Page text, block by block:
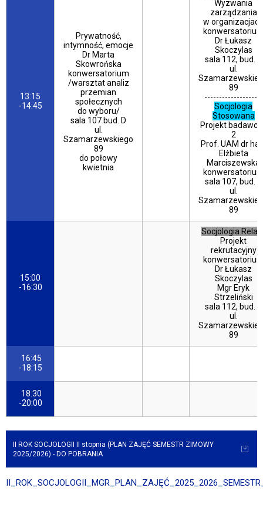
13:15
-14:45
Prywatność,
intymność, emocje
Dr Marta
Skowrońska
konwersatorium
/warsztat analiz
przemian
społecznych
do wyboru/
sala 107 bud. D
ul.
Szamarzewskiego
89
do połowy
kwietnia
Wyzwania
zarządzania
w organizacjach
Dr Łukasz
Skoczylas
sala 112, bud. C
ul.
89
--------------------
Socjologia
Stosowana
Projekt
2
Prof. UAM dr
Elżbieta
Marciszewska
sala 107, bud. D
ul.
89
15:00
-16:30
Socjologia
Projekt
rekrutacyjny
Dr Łukasz
Skoczylas
Mgr Eryk
Strzeliński
sala 112, bud. C
ul.
89
16:45
-18:15
18:30
-20:00
II ROK SOCJOLOGII II stopnia (PLAN ZAJĘĆ SEMESTR ZIMOWY
2025/2026) - DO POBRANIA